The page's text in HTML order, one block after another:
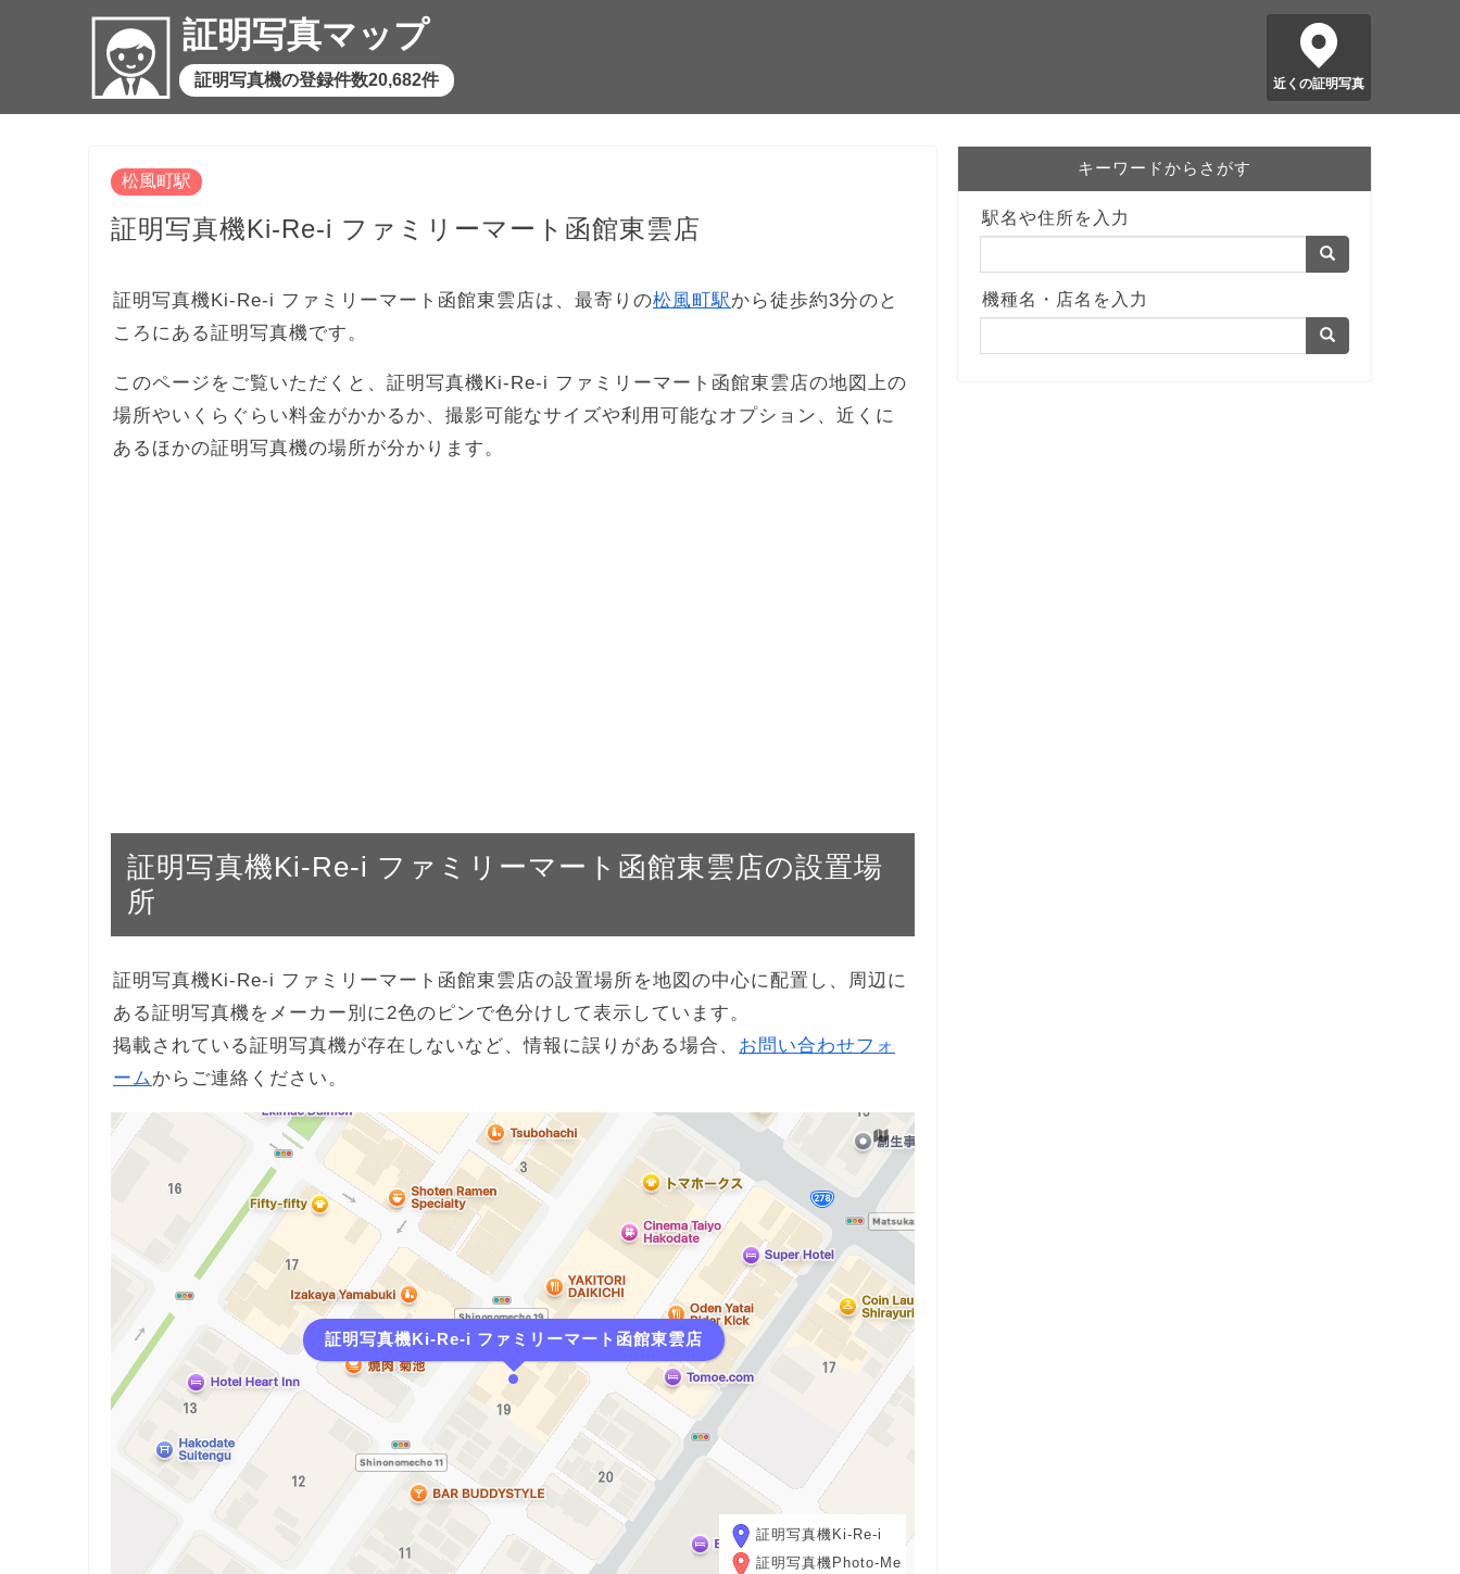
証明写真マップ
証明写真機の登録件数20,682件 近くの証明写真
松風町駅
証明写真機Ki-Re-i ファミリーマート函館東雲店
証明写真機Ki-Re-i ファミリーマート函館東雲店は、最寄りの松風町駅から徒歩約3分のと
ころにある証明写真機です。
このページをご覧いただくと、証明写真機Ki-Re-i ファミリーマート函館東雲店の地図上の
場所やいくらぐらい料金がかかるか、撮影可能なサイズや利用可能なオプション、近くに
あるほかの証明写真機の場所が分かります。
証明写真機Ki-Re-i ファミリーマート函館東雲店の設置場
所
証明写真機Ki-Re-i ファミリーマート函館東雲店の設置場所を地図の中心に配置し、周辺に
ある証明写真機をメーカー別に2色のピンで色分けして表示しています。
掲載されている証明写真機が存在しないなど、情報に誤りがある場合、 お問い合わせフォ
ーム からご連絡ください。
証明写真機Ki-Re-i ファミリーマート函館東雲店
証明写真機Ki-Re-i
証明写真機Photo-Me
キーワードからさがす
駅名や住所を入力
機種名・店名を入力